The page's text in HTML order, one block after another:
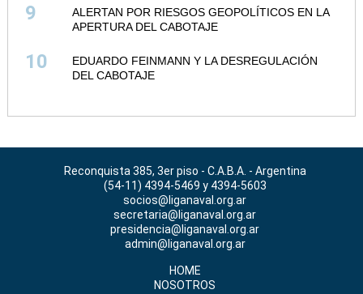
9
ALERTAN POR RIESGOS GEOPOLÍTICOS EN LA
APERTURA DEL CABOTAJE
10
EDUARDO FEINMANN Y LA DESREGULACIÓN
DEL CABOTAJE
Reconquista 385, 3er piso - C.A.B.A. - Argentina
(54-11) 4394-5469 y 4394-5603
socios@liganaval.org.ar
secretaria@liganaval.org.ar
presidencia@liganaval.org.ar
admin@liganaval.org.ar
HOME
NOSOTROS